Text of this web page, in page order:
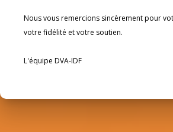
Nous vous remercions sincèrement pour
votre fidélité et votre soutien.